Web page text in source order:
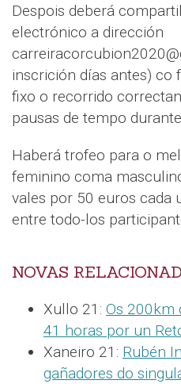
Despois deberá
electrónico a dirección
inscrición días antes) co
fixo o recorrido
pausas de tempo
Haberá trofeo para o
feminino coma
vales por 50 euros cada
entre todo-los
NOVAS
Xullo 21: Os 200km
41 horas por un
Xaneiro 21: Rubén
gañadores do